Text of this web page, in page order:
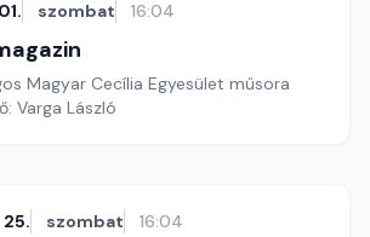
szombat 16:04
Magyar Cecília Egyesület műsora
Varga László
25. szombat 16:04